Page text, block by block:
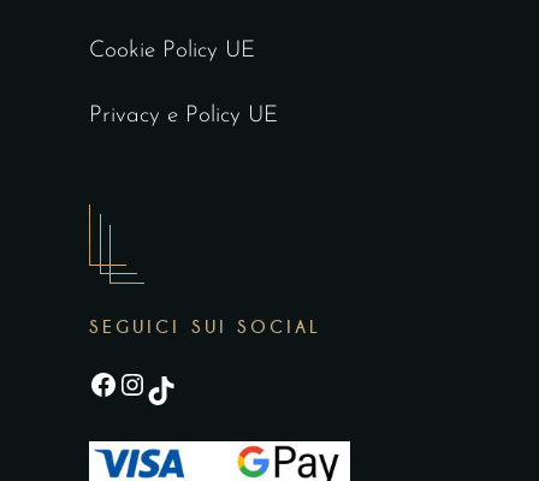
Cookie Policy UE
Privacy e Policy UE
SEGUICI SUI SOCIAL
Facebook
Instagram
TikTok